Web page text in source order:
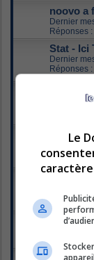
noovo a
Dernier
Réponses :
Stat - Ici
Dernier
Réponses :
Alerte
Dernier
Réponses :
Les
Réponses :
Réponses :
Le